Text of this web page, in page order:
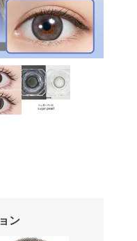
ン